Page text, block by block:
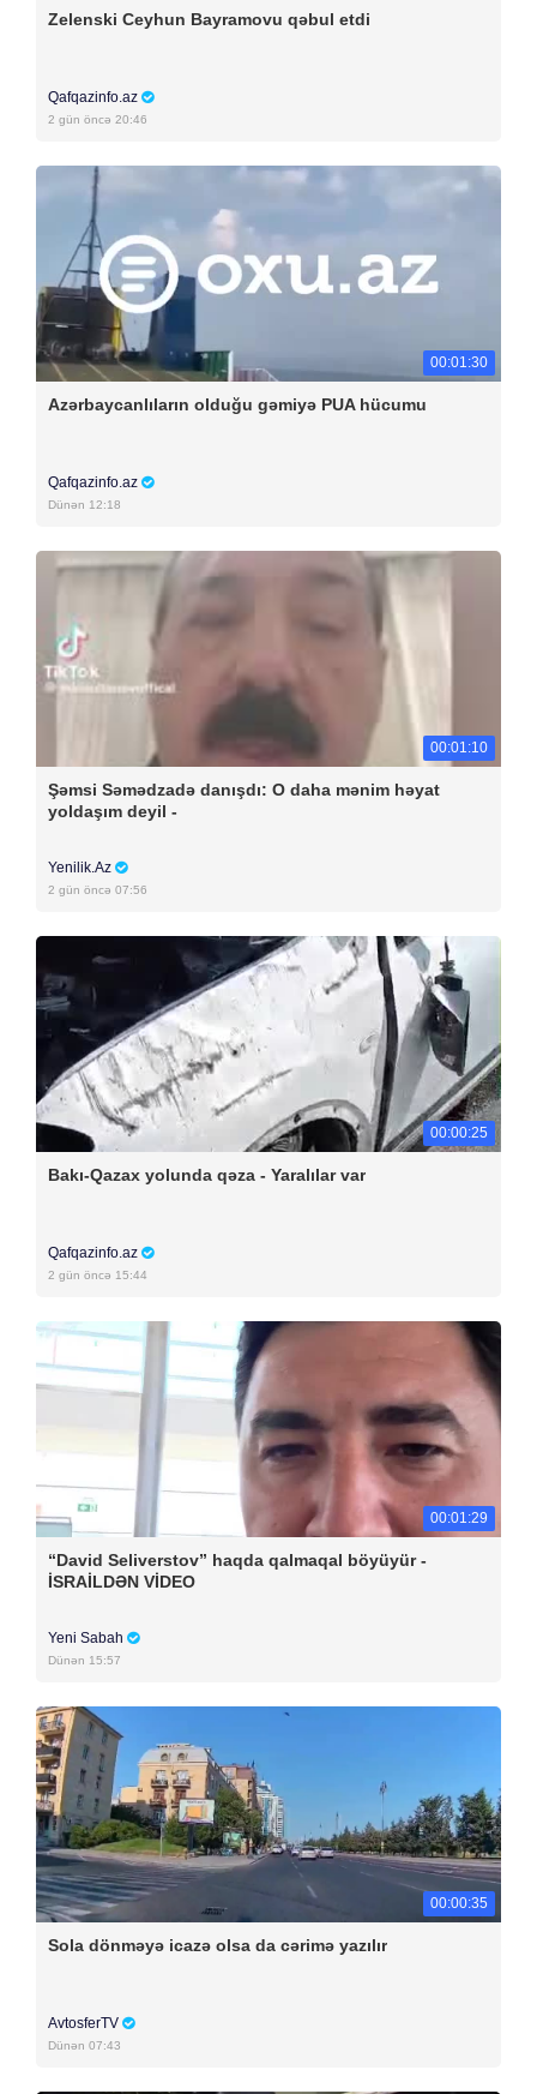
Zelenski Ceyhun Bayramovu qəbul etdi
Qafqazinfo.az
2 gün öncə 20:46
00:01:30
Azərbaycanlıların olduğu gəmiyə PUA hücumu
Qafqazinfo.az
Dünən 12:18
00:01:10
Şəmsi Səmədzadə danışdı: O daha mənim həyat
yoldaşım deyil -
Yenilik.Az
2 gün öncə 07:56
00:00:25
Bakı-Qazax yolunda qəza - Yaralılar var
Qafqazinfo.az
2 gün öncə 15:44
00:01:29
“David Seliverstov” haqda qalmaqal böyüyür -
İSRAİLDƏN VİDEO
Yeni Sabah
Dünən 15:57
00:00:35
Sola dönməyə icazə olsa da cərimə yazılır
AvtosferTV
Dünən 07:43